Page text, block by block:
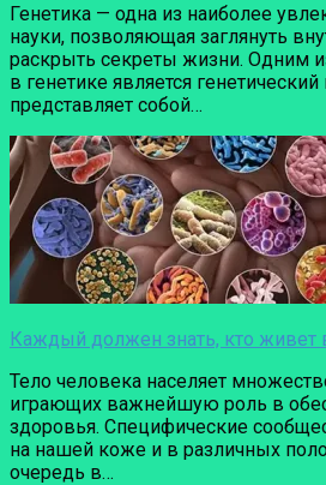
Генетика — одна из наиболее
науки, позволяющая заглянуть
раскрыть секреты жизни. Одним
в генетике является
представляет собой…
Каждый должен знать, кто живет
Тело человека населяет
играющих важнейшую роль в
здоровья. Специфические
на нашей коже и в различных
очередь в…